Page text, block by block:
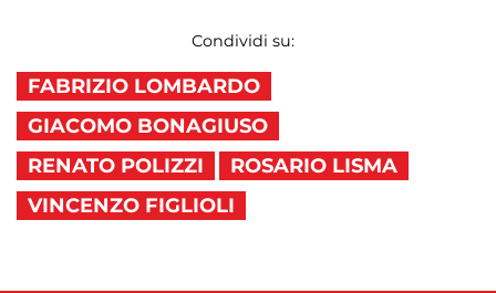
Condividi su:
FABRIZIO LOMBARDO
GIACOMO BONAGIUSO
RENATO POLIZZI
ROSARIO LISMA
VINCENZO FIGLIOLI